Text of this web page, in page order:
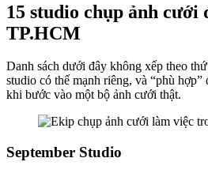
15 studio chụp ảnh cưới
TP.HCM
Danh sách dưới đây không xếp theo
studio có thế mạnh riêng, và “phù
khi bước vào một bộ ảnh cưới thật.
September Studio